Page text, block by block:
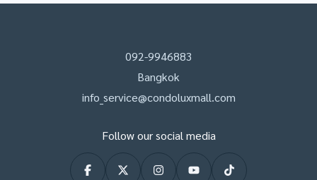
092-9946883
Bangkok
info_service@condoluxmall.com
Follow our social media